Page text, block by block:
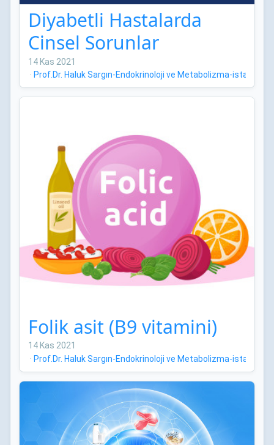
Diyabetli Hastalarda
Cinsel Sorunlar
14 Kas 2021
· Prof.Dr. Haluk Sargın-Endokrinoloji ve Metabolizma-istanbul
Folik asit (B9 vitamini)
14 Kas 2021
· Prof.Dr. Haluk Sargın-Endokrinoloji ve Metabolizma-istanbul